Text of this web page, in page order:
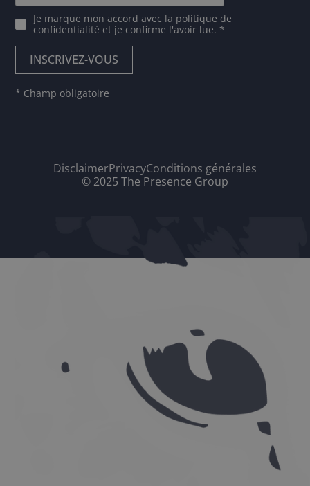
Je marque mon accord avec la politique de
confidentialité et je confirme l'avoir lue. *
* Champ obligatoire
DisclaimerPrivacyConditions générales
© 2025 The Presence Group